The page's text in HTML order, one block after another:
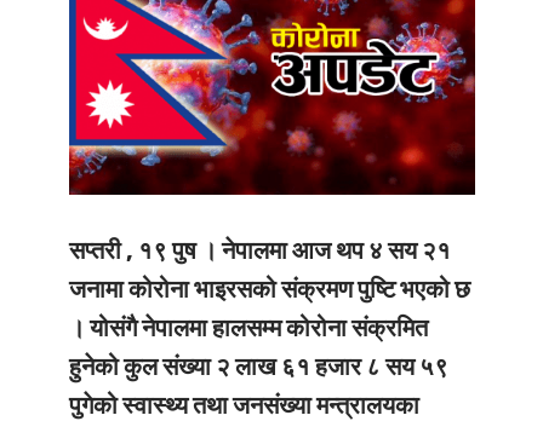
सप्तरी , १९ पुष ।नेपालमा आज थप ४ सय २१
जनामा कोरोना भाइरसको संक्रमण पुष्टि भएको छ
। योसंगै नेपालमा हालसम्म कोरोना संक्रमित
हुनेको कुल संख्या २ लाख ६१ हजार ८ सय ५९
पुगेको स्वास्थ्य तथा जनसंख्या मन्त्रालयका